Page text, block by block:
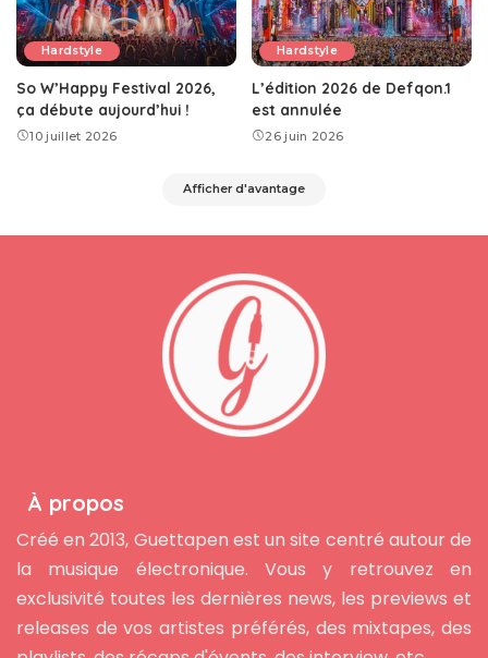
Hardstyle
So W’Happy Festival 2026,
ça débute aujourd’hui !
10 juillet 2026
Hardstyle
L’édition 2026 de Defqon.1
est annulée
26 juin 2026
Afficher d'avantage
À propos
Créé en 2013, Guettapen est un site centré autour de
la musique électronique. Vous y retrouvez en
exclusivité toutes les dernières news, les previews et
releases de vos artistes préférés, des mixtapes, des